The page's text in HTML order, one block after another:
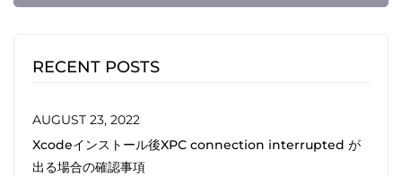
RECENT POSTS
AUGUST 23, 2022
Xcodeインストール後XPC connection interrupted が
出る場合の確認事項